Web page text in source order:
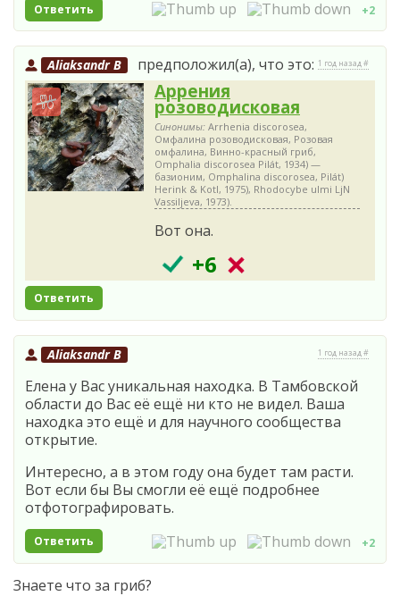
Ответить +2
Aliaksandr B предположил(а), что это: 1 год назад #
Аррения
розоводисковая
Синонимы: Arrhenia discorosea,
Омфалина розоводисковая, Розовая
омфалина, Винно-красный гриб,
Omphalia discorosea Pilát, 1934) —
базионим, Omphalina discorosea, Pilát)
Herink & Kotl, 1975), Rhodocybe ulmi LjN
Vassiljeva, 1973).
Вот она.
+6
Ответить
Aliaksandr B 1 год назад #
Елена у Вас уникальная находка. В Тамбовской
области до Вас её ещё ни кто не видел. Ваша
находка это ещё и для научного сообщества
открытие.
Интересно, а в этом году она будет там расти.
Вот если бы Вы смогли её ещё подробнее
отфотографировать.
Ответить +2
Знаете что за гриб?